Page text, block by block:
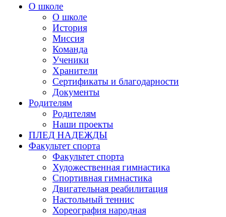
О школе
О школе
История
Миссия
Команда
Ученики
Хранители
Сертификаты и благодарности
Документы
Родителям
Родителям
Наши проекты
ПЛЕД НАДЕЖДЫ
Факультет спорта
Факультет спорта
Художественная гимнастика
Спортивная гимнастика
Двигательная реабилитация
Настольный теннис
Хореография народная